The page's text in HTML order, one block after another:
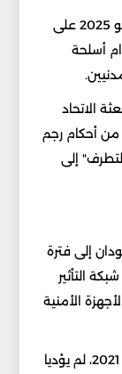
كما يلفت إلى عقوبات أميركية فرضت في مايو 2025 على
أسلحة
الاتحاد
أحكام رجم
إلى
إلى فترة
التأثير
الأمنية
ويرى أن الإطاحة بالبشير عام 2019، ثم انقلاب 2021، لم يؤديا